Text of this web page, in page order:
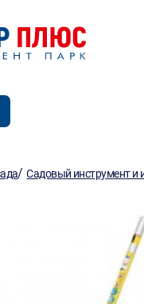
/Садовый инструмент и